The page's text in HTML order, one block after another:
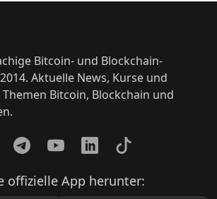
Bitcoin- und Blockchain-
Aktuelle News, Kurse und
Bitcoin, Blockchain und
TelegramYouTubeLinkedInTikTok
offizielle App herunter: